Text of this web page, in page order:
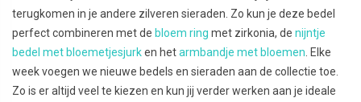
terugkomen in je andere zilveren sieraden. Zo kun je deze bedel
perfect combineren met de bloem ring met zirkonia, de nijntje
bedel met bloemetjesjurken hetarmbandje met bloemen . Elke
week voegen we nieuwe bedels en sieraden aan de collectie toe.
Zo is er altijd veel te kiezen en kun jij verder werken aan je ideale